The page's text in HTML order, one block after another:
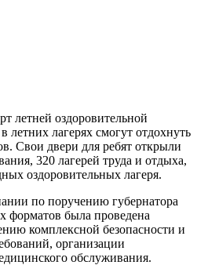
летней оздоровительной
лагерях смогут отдохнуть
Свои двери для ребят открыли
320 лагерей труда и отдыха,
оздоровительных лагеря.
по поручению губернатора
форматов была проведена
комплексной безопасности и
организации
обслуживания.